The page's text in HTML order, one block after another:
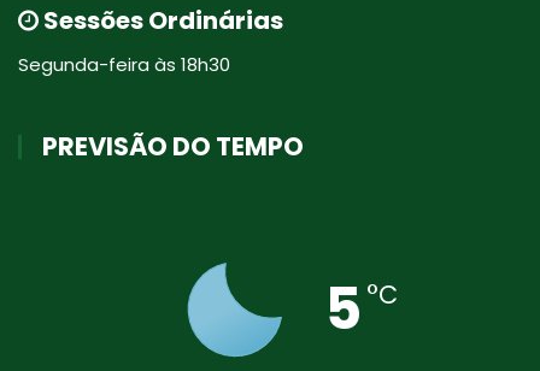
Sessões Ordinárias
Segunda-feira às 18h30
PREVISÃO DO TEMPO
5 °C